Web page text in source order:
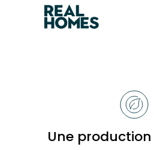
BobbiUne